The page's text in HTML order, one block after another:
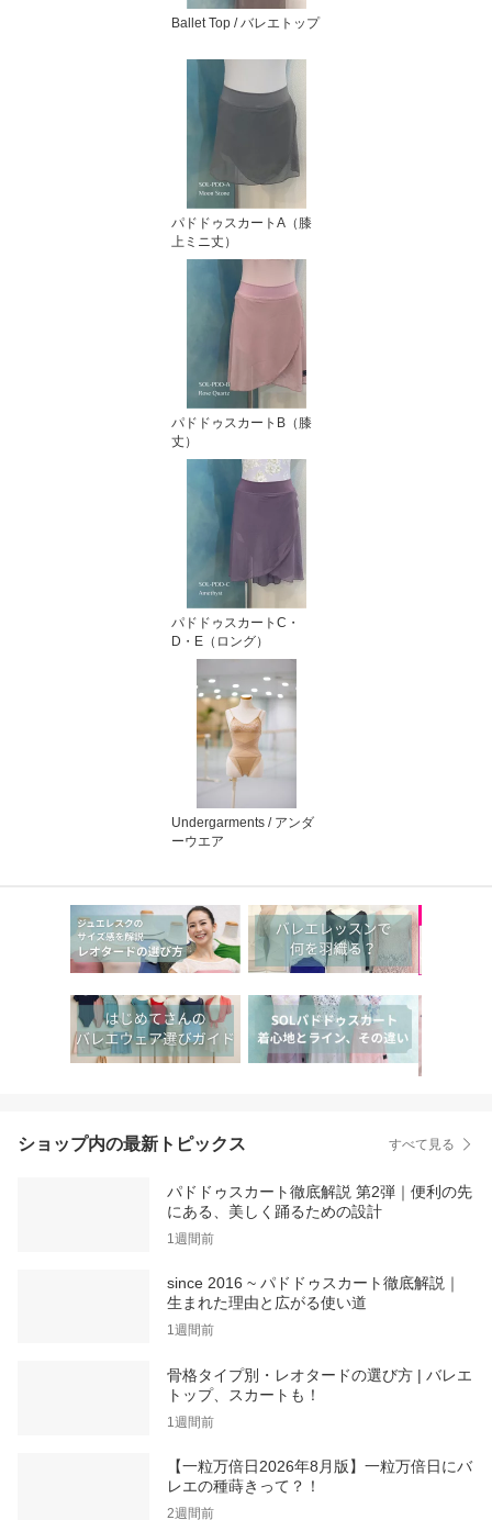
Ballet Top / バレエトップ
パドドゥスカートA（膝
上ミニ丈）
パドドゥスカートB（膝
丈）
パドドゥスカートC・
D・E（ロング）
Undergarments / アンダ
ーウエア
ショップ内の最新トピックス すべて見る
パドドゥスカート徹底解説 第2弾｜便利の先
にある、美しく踊るための設計
1週間前
since 2016 ~ パドドゥスカート徹底解説｜
生まれた理由と広がる使い道
1週間前
骨格タイプ別・レオタードの選び方 | バレエ
トップ、スカートも！
1週間前
【一粒万倍日2026年8月版】一粒万倍日にバ
レエの種蒔きって？！
2週間前